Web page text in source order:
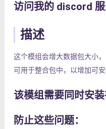
访问我的 discord 服
描述
这个模组会增大数据包大小
可用于整合包中，以增加可安
该模组需要同时安装
防止这些问题：